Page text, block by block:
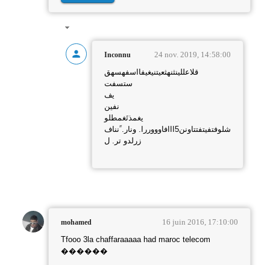
Inconnu 24 nov. 2019, 14:58:00
قلاعللينثنهثعيتنيغيفااسفهسهق
ستسفت
يف
نفين
يغمذتَغمطلو
شلوفتفيتفتتاونن5ااافاوووررا. ونار. ََنناف
زرلدو تر. ل
mohamed 16 juin 2016, 17:10:00
Tfooo 3la chaffaraaaaa had maroc telecom
������